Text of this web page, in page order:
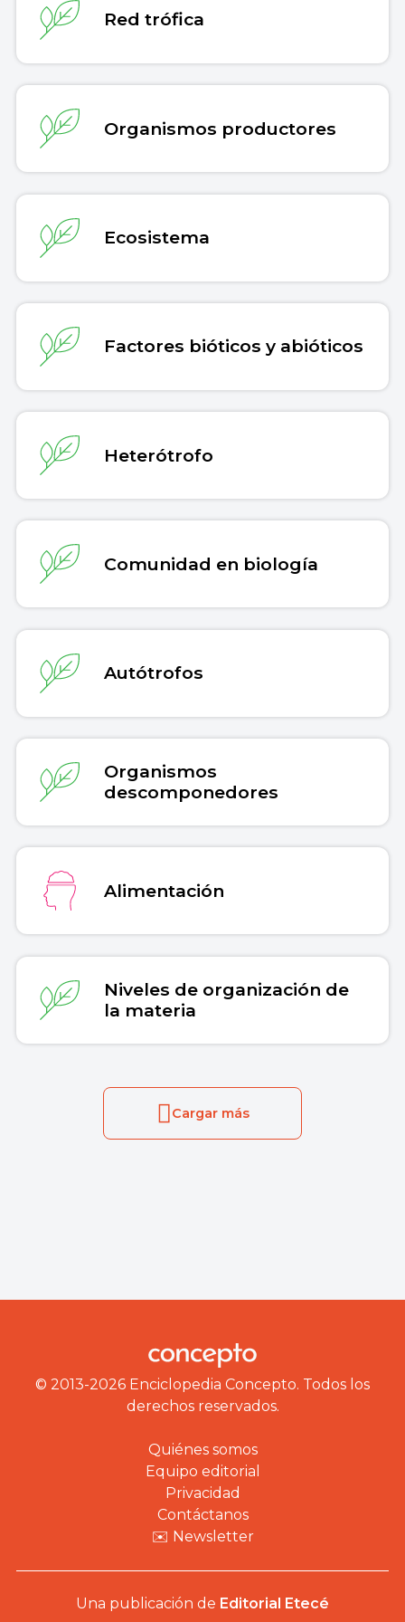
Red trófica
Organismos productores
Ecosistema
Factores bióticos y abióticos
Heterótrofo
Comunidad en biología
Autótrofos
Organismos
descomponedores
Alimentación
Niveles de organización de
la materia
Cargar más
© 2013-2026 Enciclopedia Concepto. Todos los
derechos reservados.
Quiénes somos
Equipo editorial
Privacidad
Contáctanos
✉️ Newsletter
Una publicación de Editorial Etecé